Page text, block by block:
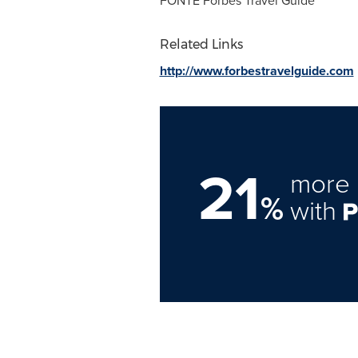
Related Links
http://www.forbestravelguide.com
21%with